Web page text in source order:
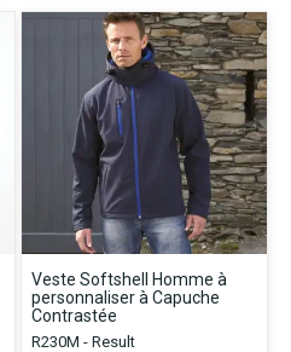
Veste Softshell Homme à
personnaliser à Capuche
Contrastée
R230M - Result